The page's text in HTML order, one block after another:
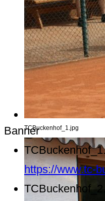
TCBuckenhof_1.jpg
Banner
https://www.tc-